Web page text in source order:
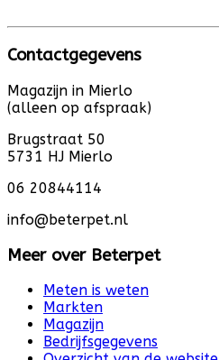
Contactgegevens
Magazijn in Mierlo
(alleen op afspraak)
Brugstraat 50
5731 HJ Mierlo
06 20844114
info@beterpet.nl
Meer over Beterpet
Meten is weten
Markten
Magazijn
Bedrijfsgegevens